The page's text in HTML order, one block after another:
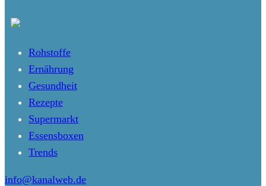
Rohstoffe
Ernährung
Gesundheit
Rezepte
Supermarkt
Essensboxen
Trends
info@kanalweb.de